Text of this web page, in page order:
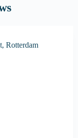
, Rotterdam